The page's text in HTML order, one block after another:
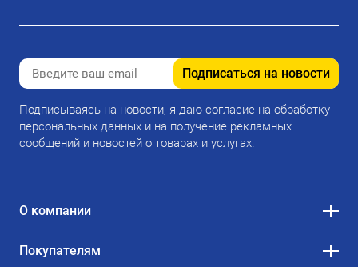
Подписаться на новости
Подписываясь на новости, я даю согласие на обработку
персональных данных и на получение рекламных
сообщений и новостей о товарах и услугах.
О компании
Покупателям